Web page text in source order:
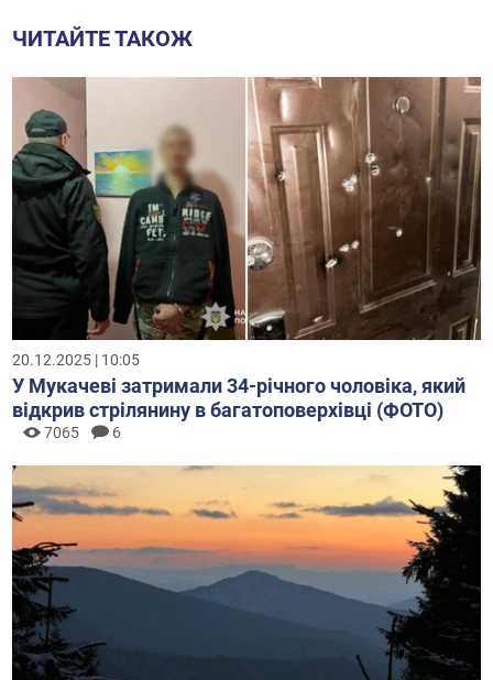
ЧИТАЙТЕ ТАКОЖ
20.12.2025 | 10:05
У Мукачеві затримали 34-річного чоловіка, який
відкрив стрілянину в багатоповерхівці (ФОТО)
7065 6